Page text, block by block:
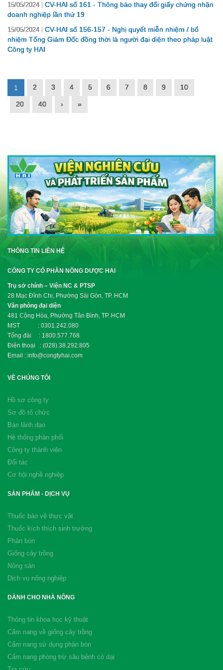
15/05/2024
CV-HAI số 161 - Thông báo thay đổi giấy chứng nhận
doanh nghiệp lần thứ 19
15/05/2024
CV-HAI số 156-157 - Nghị quyết miễn nhiệm / bổ
nhiệm Tổng Giám Đốc đồng thời là người đại diện theo pháp luật
Công ty HAI
1 2 3 4 5 6 7 8 9 10
20 40 › »
THÔNG TIN LIÊN HỆ
CÔNG TY CỔ PHẦN NÔNG DƯỢC HAI
Trụ sở chính – Viện NC & PTSP
28 Mạc Đĩnh Chi, Phường Sài Gòn, TP. HCM
Văn phòng đại diện
481 Cộng Hòa, Phường Tân Bình, TP. HCM
MST : 0301.242.080
Tổng đài : 1800.577.768
Điện thoại : (028).38.292.805
Email : info@congtyhai.com
VỀ CHÚNG TÔI
Hồ sơ công ty
Sơ đồ tổ chức
Ban lãnh đạo
Hệ thống phân phối
Công ty thành viên
Đối tác
Cơ hội nghề nghiệp
SẢN PHẨM - DỊCH VỤ
Thuốc bảo vệ thực vật
Thuốc kích thích sinh trưởng
Phân bón
Giống cây trồng
Nông sản
Dịch vụ nông nghiệp
DÀNH CHO NHÀ NÔNG
Thông tin khoa học kỹ thuật
Cẩm nang về giống cây trồng
Cẩm nang sử dụng phân bón
Cẩm nang phòng trừ sâu bệnh cỏ dại